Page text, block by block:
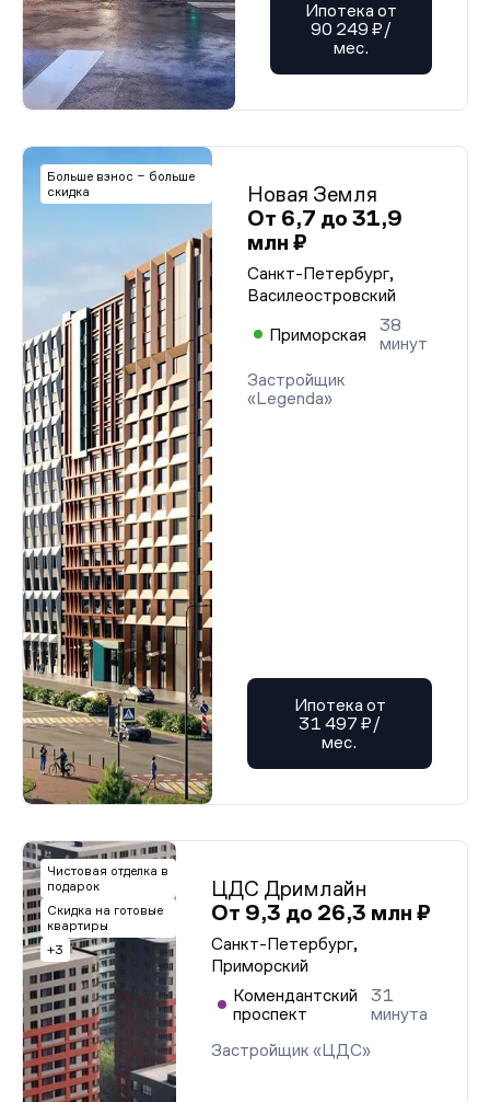
Ипотека от
90 249 ₽/
мес.
Больше взнос – больше
скидка
Новая Земля
От 6,7 до 31,9
млн ₽
Санкт-Петербург,
Василеостровский
Приморская
38
минут
Застройщик
«Legenda»
Ипотека от
31 497 ₽/
мес.
Чистовая отделка в
подарок
Скидка на готовые
квартиры
+3
ЦДС Дримлайн
От 9,3 до 26,3 млн ₽
Санкт-Петербург,
Приморский
Комендантский
проспект
31
минута
Застройщик «ЦДС»